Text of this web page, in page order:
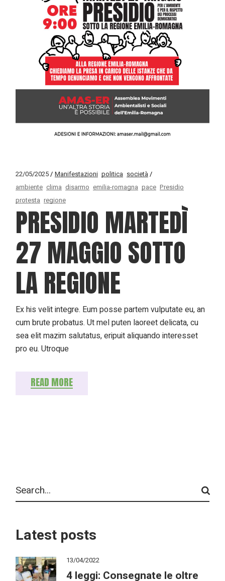
22/05/2025 Manifestazioni politica società
ambiente clima disarmo emilia-romagna pace Presidio
protesta regione
PRESIDIO MARTEDÌ
27 MAGGIO SOTTO
LA REGIONE
Ex his velit integre. Eum posse partem vulputate eu, an
cum brute probatus. Ut mel puten laoreet delicata, cu
sea elit mazim salutatus, eripuit aliquando interesset
pro eu. Utroque
READ MORE
Latest posts
13/04/2022
4 leggi: Consegnate le oltre